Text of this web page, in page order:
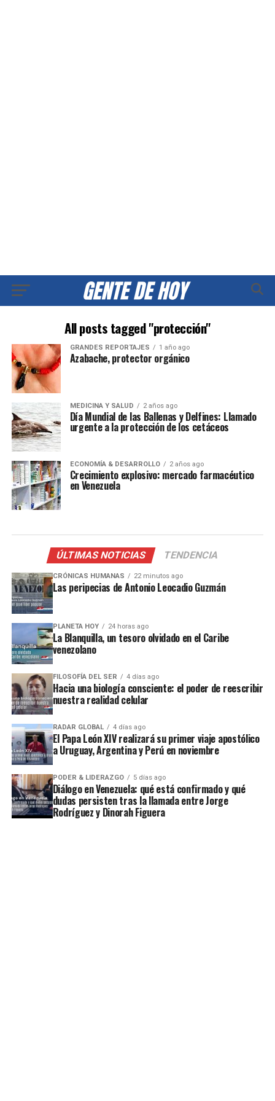
All posts tagged "protección"
GRANDES REPORTAJES 1 año ago
Azabache, protector orgánico
MEDICINA Y SALUD 2 años ago
Día Mundial de las Ballenas y Delfines: Llamado
urgente a la protección de los cetáceos
ECONOMÍA & DESARROLLO 2 años ago
Crecimiento explosivo: mercado farmacéutico
en Venezuela
ÚLTIMAS NOTICIAS TENDENCIA
CRÓNICAS HUMANAS 22 minutos ago
Las peripecias de Antonio Leocadio Guzmán
PLANETA HOY 24 horas ago
La Blanquilla, un tesoro olvidado en el Caribe
venezolano
FILOSOFÍA DEL SER 4 días ago
Hacia una biología consciente: el poder de reescribir
nuestra realidad celular
RADAR GLOBAL 4 días ago
El Papa León XIV realizará su primer viaje apostólico
a Uruguay, Argentina y Perú en noviembre
PODER & LIDERAZGO 5 días ago
Diálogo en Venezuela: qué está confirmado y qué
dudas persisten tras la llamada entre Jorge
Rodríguez y Dinorah Figuera